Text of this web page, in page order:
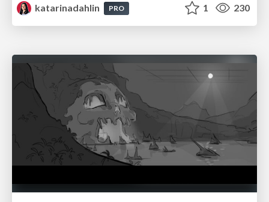
katarinadahlin
PRO 1 230